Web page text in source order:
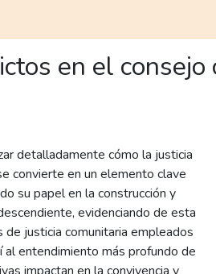
en el consejo
detalladamente cómo la justicia
convierte en un elemento clave
su papel en la construcción y
evidenciando de esta
justicia comunitaria empleados
entendimiento más profundo de